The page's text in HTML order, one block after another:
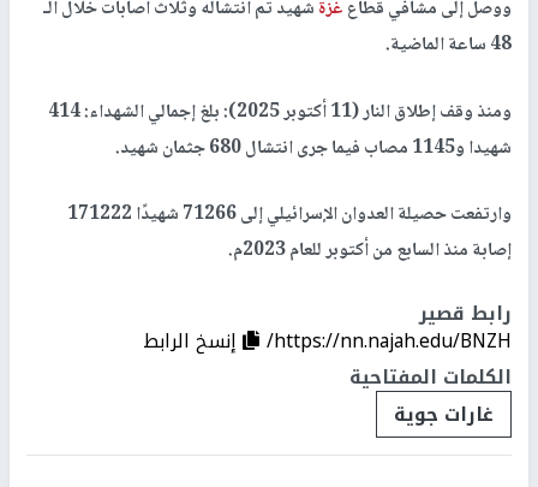
ووصل إلى مشافي قطاعغزةشهيد تم انتشاله وثلاث اصابات خلال الـ
48 ساعة الماضية.
ومنذ وقف إطلاق النار (11 أكتوبر 2025): بلغ إجمالي الشهداء: 414
شهيدا و1145 مصاب فيما جرى انتشال 680 جثمان شهيد.
وارتفعت حصيلة العدوان الإسرائيلي إلى 71266 شهيدًا 171222
إصابة منذ السابع من أكتوبر للعام 2023م.
رابط قصير
https://nn.najah.edu/BNZH/
إنسخ الرابط
الكلمات المفتاحية
غارات جوية